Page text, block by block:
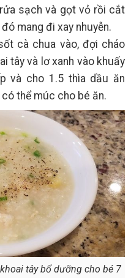
sạch và gọt vỏ rồi cắt
mang đi xay nhuyễn.
cà chua vào, đợi cháo
tây và lơ xanh vào khuấy
và cho 1.5 thìa dầu ăn
thể múc cho bé ăn.
tây bổ dưỡng cho bé 7